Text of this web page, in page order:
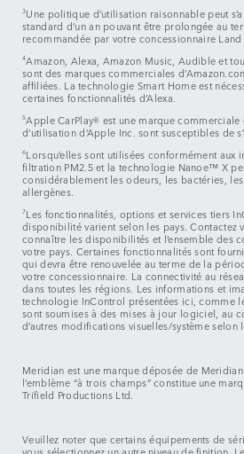
3Une politique d’utilisation raisonnable peut
standard d’un an pouvant être prolongée au
recommandée par votre concessionnaire Land
4Amazon, Alexa, Amazon Music, Audible et
sont des marques commerciales
affiliées. La technologie Smart Home est
certaines fonctionnalités d’Alexa.
5Apple CarPlay® est une marque
d’utilisation d’Apple Inc. sont susceptibles de
6Lorsqu’elles sont utilisées conformément aux
filtration PM2.5 et la technologie Nanoe™ X
considérablement les odeurs, les bactéries,
allergènes.
7Les fonctionnalités, options et services tiers
disponibilité varient selon les pays. Contactez
connaître les disponibilités et l’ensemble des
votre pays. Certaines fonctionnalités sont
qui devra être renouvelée au terme de la
votre concessionnaire. La connectivité au
dans toutes les régions. Les informations et
technologie InControl présentées ici, comme
sont soumises à des mises à jour logiciel, au
d’autres modifications visuelles/système
Meridian est une marque déposée de
l’emblème “à trois champs” constitue une
Trifield Productions Ltd.
Veuillez noter que certains équipements de